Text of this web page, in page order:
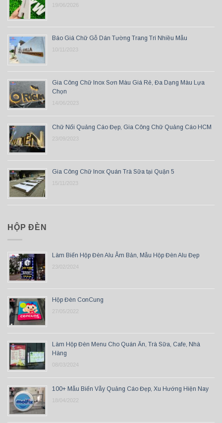
19/06/2026
Báo Giá Chữ Gỗ Dán Tường Trang Trí Nhiều Mẫu
10/11/2023
Gia Công Chữ Inox Sơn Màu Giá Rẻ, Đa Dạng Màu Lựa
Chọn
14/06/2023
Chữ Nổi Quảng Cáo Đẹp, Gia Công Chữ Quảng Cáo HCM
23/09/2023
Gia Công Chữ Inox Quán Trà Sữa tại Quận 5
15/11/2023
HỘP ĐÈN
Làm Biển Hộp Đèn Alu Âm Bản, Mẫu Hộp Đèn Alu Đẹp
23/02/2024
Hộp Đèn ConCung
27/05/2022
Làm Hộp Đèn Menu Cho Quán Ăn, Trà Sữa, Cafe, Nhà
Hàng
08/03/2024
100+ Mẫu Biển Vẫy Quảng Cáo Đẹp, Xu Hướng Hiện Nay
18/04/2022